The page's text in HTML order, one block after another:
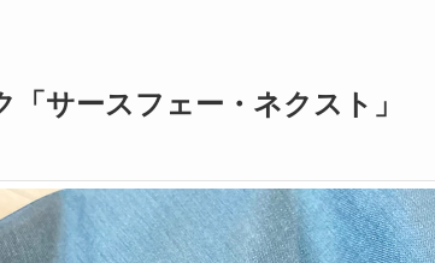
サースフェー・ネクスト」